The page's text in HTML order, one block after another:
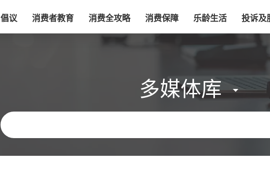
倡议 消费者教育 消费全攻略 消费保障 乐龄生活 投诉及
多媒体库
关键字